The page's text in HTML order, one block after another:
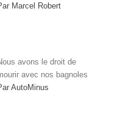
Marcel Robert
avons le droit de
avec nos bagnoles
AutoMinus